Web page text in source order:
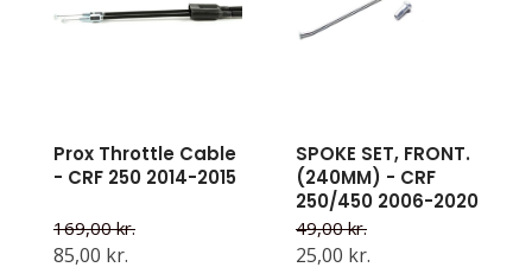
Prox Throttle Cable
- CRF 250 2014-2015
169,00 kr.
85,00 kr.
SPOKE SET, FRONT.
(240MM) - CRF
250/450 2006-2020
49,00 kr.
25,00 kr.